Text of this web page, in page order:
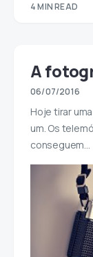
4 MIN READ
A
06/07/2016
Hoje tirar
um. Os
conseguem…